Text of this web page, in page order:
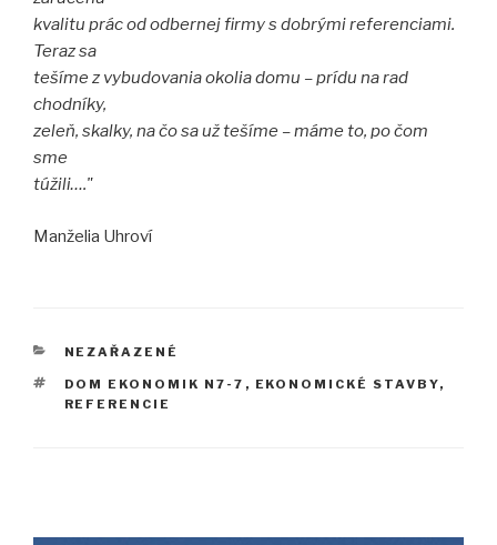
kvalitu prác od odbernej firmy s dobrými referenciami.
Teraz sa
tešíme z vybudovania okolia domu – prídu na rad
chodníky,
zeleň, skalky, na čo sa už tešíme – máme to, po čom
sme
túžili…."
Manželia Uhroví
KATEGÓRIE
NEZAŘAZENÉ
ZNAČKY
DOM EKONOMIK N7-7 , EKONOMICKÉ STAVBY,
REFERENCIE